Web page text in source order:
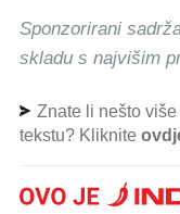
Sponzorirani
skladu s najvišim
Znate li nešto
tekstu? Kliknite